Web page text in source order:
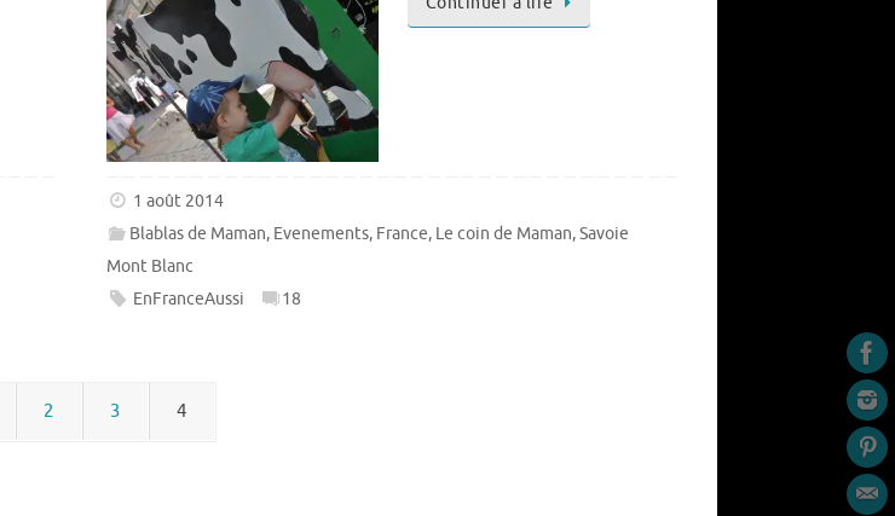
1 août 2014
Blablas de Maman, Evenements, France, Le coin de Maman,Savoie
Mont Blanc
EnFranceAussi
18
2 3 4